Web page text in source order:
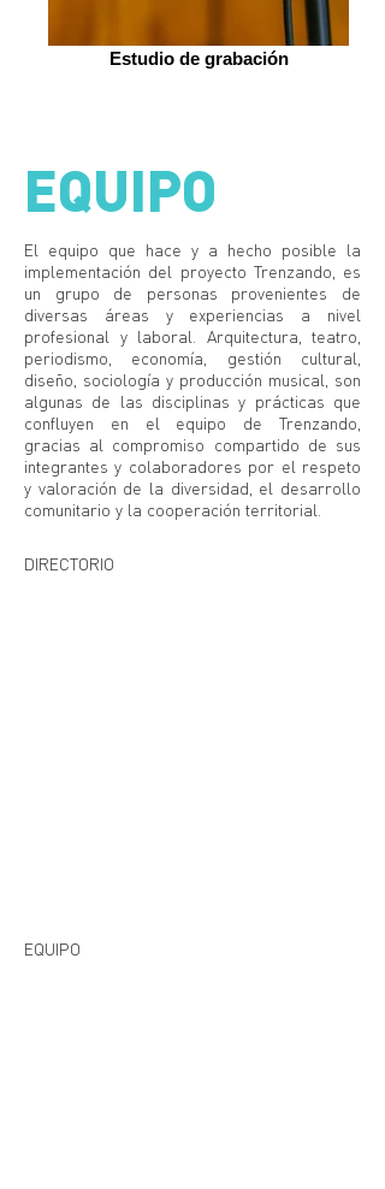
Estudio de grabación
EQUIPO
El equipo que hace y a hecho posible la
implementación del proyecto Trenzando, es
un grupo de personas provenientes de
diversas áreas y experiencias a nivel
profesional y laboral. Arquitectura, teatro,
periodismo, economía, gestión cultural,
diseño, sociología y producción musical, son
algunas de las disciplinas y prácticas que
confluyen en el equipo de Trenzando,
gracias al compromiso compartido de sus
integrantes y colaboradores por el respeto
y valoración de la diversidad, el desarrollo
comunitario y la cooperación territorial.
DIRECTORIO
EQUIPO